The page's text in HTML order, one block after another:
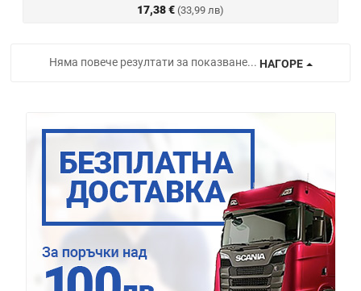
17,38 € (33,99 лв)
Няма повече резултати за показване... НАГОРЕ